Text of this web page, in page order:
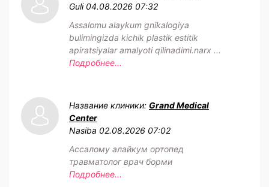
Guli 04.08.2026 07:32
Assalomu alaykum gnikalogiya
bulimingizda kichik plastik estitik
apiratsiyalar amalyoti qilinadimi.narx ...
Подробнее...
Название клиники: Grand Medical
Center
Nasiba 02.08.2026 07:02
Ассалому алайкум ортопед
травматолог врач борми
Подробнее...